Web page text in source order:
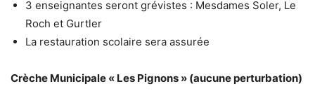
3 enseignantes seront grévistes : Mesdames Soler, Le
Roch et Gurtler
La restauration scolaire sera assurée
Crèche Municipale « Les Pignons » (aucune perturbation)